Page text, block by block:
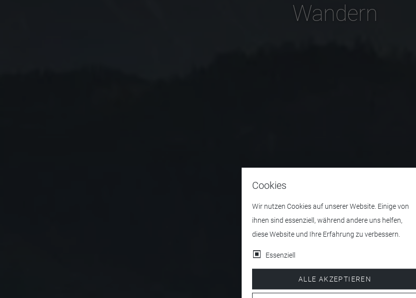
Wandern
Cookies
Wir nutzen Cookies auf unserer Website. Einige von
ihnen sind essenziell, während andere uns helfen,
diese Website und Ihre Erfahrung zu verbessern.
Essenziell
ALLE AKZEPTIEREN